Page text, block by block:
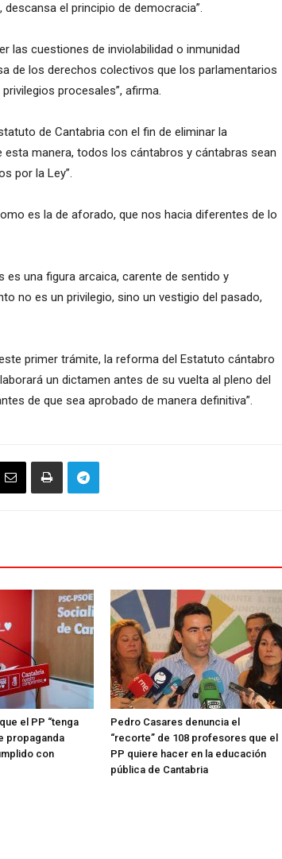
descansa el principio de democracia”.
las cuestiones de inviolabilidad o inmunidad
de los derechos colectivos que los parlamentarios
procesales”, afirma.
de Cantabria con el fin de eliminar la
manera, todos los cántabros y cántabras sean
por la Ley”.
es la de aforado, que nos hacia diferentes de lo
una figura arcaica, carente de sentido y
no es un privilegio, sino un vestigio del pasado,
primer trámite, la reforma del Estatuto cántabro
un dictamen antes de su vuelta al pleno del
de que sea aprobado de manera definitiva”.
el PP “tenga
propaganda
con
Pedro Casares denuncia el
“recorte” de 108 profesores que el
PP quiere hacer en la educación
pública de Cantabria